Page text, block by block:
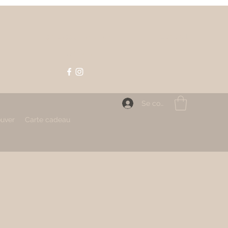
Carte cadeau
Se connecter